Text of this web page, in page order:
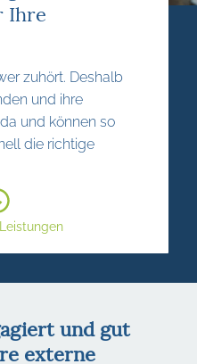
Ihre
zuhört. Deshalb
und ihre
und können so
die richtige
und gut
externe